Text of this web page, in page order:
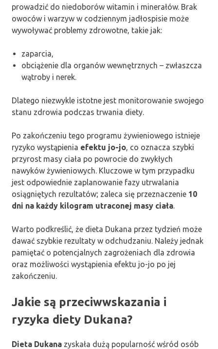
prowadzić do niedoborów witamin i minerałów. Brak
owoców i warzyw w codziennym jadłospisie może
wywoływać problemy zdrowotne, takie jak:
zaparcia,
obciążenie dla organów wewnętrznych – zwłaszcza
wątroby i nerek.
Dlatego niezwykle istotne jest monitorowanie swojego
stanu zdrowia podczas trwania diety.
Po zakończeniu tego programu żywieniowego istnieje
ryzyko wystąpienia efektu jo-jo, co oznacza szybki
przyrost masy ciała po powrocie do zwykłych
nawyków żywieniowych. Kluczowe w tym przypadku
jest odpowiednie zaplanowanie fazy utrwalania
osiągniętych rezultatów; zaleca się przeznaczenie 10
dni na każdy kilogram utraconej masy ciała.
Warto podkreślić, że dieta Dukana przez tydzień może
dawać szybkie rezultaty w odchudzaniu. Należy jednak
pamiętać o potencjalnych zagrożeniach dla zdrowia
oraz możliwości wystąpienia efektu jo-jo po jej
zakończeniu.
Jakie są przeciwwskazania i
ryzyka diety Dukana?
Dieta Dukana zyskała dużą popularność wśród osób